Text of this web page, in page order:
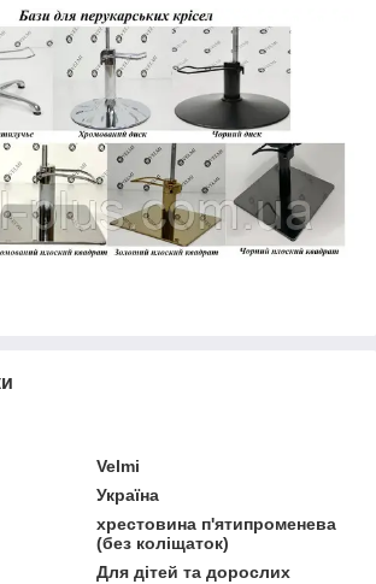
Velmi
Україна
хрестовина п'ятипроменева
(без коліщаток)
Для дітей та дорослих